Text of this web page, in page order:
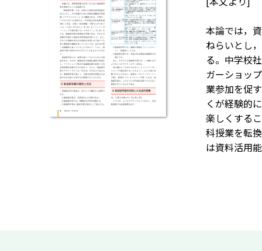
本論では，
ねらいとし
る。中学校
ガーショッ
業参加を促
くが経験的
楽しくする
科授業を転
は資料活用